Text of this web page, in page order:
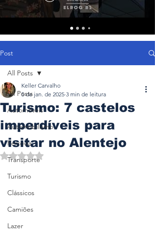
Post
All Posts
Automóveis
Automobilismo
Ferrovia
Transporte
Turismo
Clássicos
Camiões
Lazer
All Posts
Turismo: 7 castelos
imperdíveis para
visitar no Alentejo
Keller Carvalho
5 de jan. de 2025 3 min de leitura
Avaliado com NaN de 5 estrelas.